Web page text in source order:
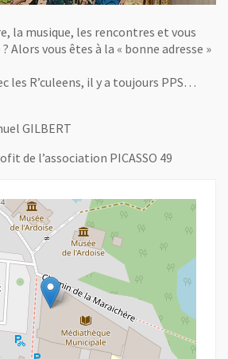
la musique, les rencontres et vous
Alors vous êtes à la « bonne adresse »
les R’culeens, il y a toujours PPS…
GILBERT
de l’association PICASSO 49